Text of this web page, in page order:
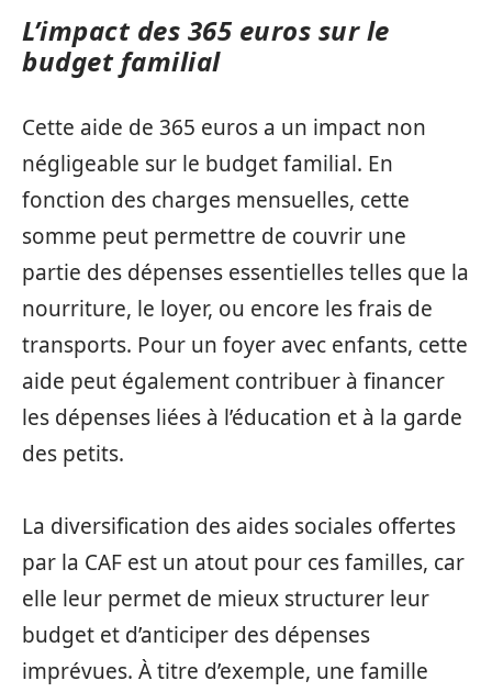
L’impact des 365 euros sur le
budget familial
Cette aide de 365 euros a un impact non
négligeable sur le budget familial. En
fonction des charges mensuelles, cette
somme peut permettre de couvrir une
partie des dépenses essentielles telles que la
nourriture, le loyer, ou encore les frais de
transports. Pour un foyer avec enfants, cette
aide peut également contribuer à financer
les dépenses liées à l’éducation et à la garde
des petits.
La diversification des aides sociales offertes
par la CAF est un atout pour ces familles, car
elle leur permet de mieux structurer leur
budget et d’anticiper des dépenses
imprévues. À titre d’exemple, une famille